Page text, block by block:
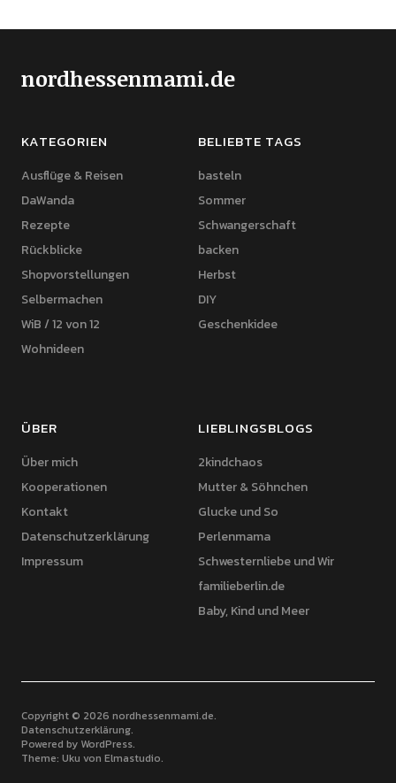
nordhessenmami.de
KATEGORIEN
Ausflüge & Reisen
DaWanda
Rezepte
Rückblicke
Shopvorstellungen
Selbermachen
WiB / 12 von 12
Wohnideen
BELIEBTE TAGS
basteln
Sommer
Schwangerschaft
backen
Herbst
DIY
Geschenkidee
ÜBER
Über mich
Kooperationen
Kontakt
Datenschutzerklärung
Impressum
LIEBLINGSBLOGS
2kindchaos
Mutter & Söhnchen
Glucke und So
Perlenmama
Schwesternliebe und Wir
familieberlin.de
Baby, Kind und Meer
Copyright © 2026 nordhessenmami.de
Datenschutzerklärung
Powered by WordPress
Theme: Uku von Elmastudio